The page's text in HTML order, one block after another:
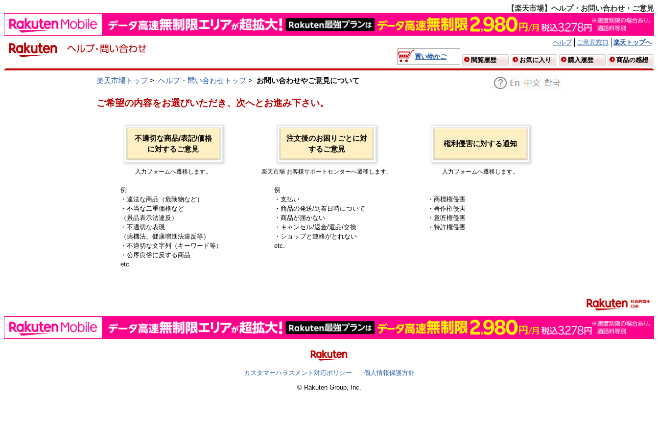
【楽天市場】ヘルプ・お問い合わせ・ご意見
ヘルプ ご意見窓口
楽天トップへ
買い物かご
閲覧履歴 お気に入り 購入履歴 商品の感想
楽天市場トップ> ヘルプ・問い合わせトップ> お問い合わせやご意見について
ご希望の内容をお選びいただき、次へとお進み下さい。
不適切な商品/表記/価格
に対するご意見
入力フォームへ遷移します。
例
・違法な商品（危険物など）
・不当な二重価格など
（景品表示法違反）
・不適切な表現
（薬機法、健康増進法違反等）
・不適切な文字列（キーワード等）
・公序良俗に反する商品
etc.
注文後のお困りごとに対
するご意見
楽天市場 お客様サポートセンターへ遷移します。
例
・支払い
・商品の発送/到着日時について
・商品が届かない
・キャンセル/返金/返品/交換
・ショップと連絡がとれない
etc.
権利侵害に対する通知
入力フォームへ遷移します。
・商標権侵害
・著作権侵害
・意匠権侵害
・特許権侵害
カスタマーハラスメント対応ポリシー
個人情報保護方針
© Rakuten Group, Inc.